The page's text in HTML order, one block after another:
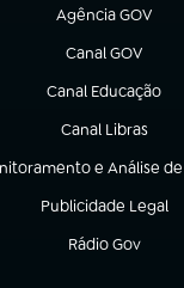
Agência GOV
(abre em nova aba)
Canal GOV
(abre em nova
Canal Educação
(abre em nova aba)
Canal Libras
(abre em nova
e Análise
em nova aba)
Publicidade Legal
(abre em nova aba)
Rádio Gov
(abre em nova